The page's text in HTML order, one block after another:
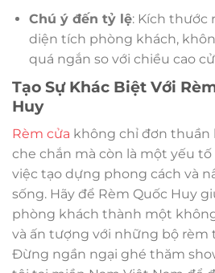
Chú ý đến tỷ lệ: Kích thước
diện tích phòng khách,
quá ngắn so với chiều cao
Tạo Sự Khác Biệt Với
Huy
Rèm cửa không chỉ đơn thuần
che chắn mà còn là một yếu
việc tạo dựng phong cách và
sống. Hãy để Rèm Quốc Huy
phòng khách thành một
và ấn tượng với những bộ rèm
Đừng ngần ngại ghé thăm